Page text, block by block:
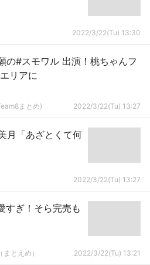
2022/3/22(Tu) 13:30
の#スモワル 出演！桃ちゃんフ
リアに
まとめ) 2022/3/22(Tu) 13:27
月「あざとくて何
2022/3/22(Tu) 13:27
すぎ！そら完売も
とえめ） 2022/3/22(Tu) 13:21